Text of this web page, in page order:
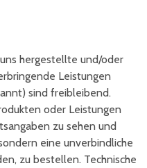
hergestellte und/oder
Leistungen
sind freibleibend.
oder Leistungen
zu sehen und
eine unverbindliche
zu bestellen. Technische